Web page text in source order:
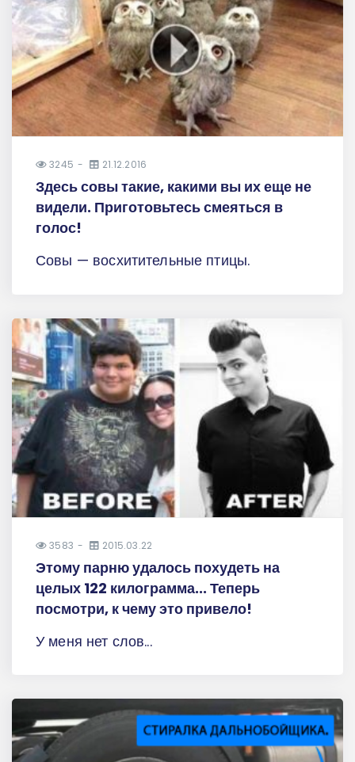
3245 21.12.2016
Здесь совы такие, какими вы их еще не
видели. Приготовьтесь смеяться в
голос!
Совы — восхитительные птицы.
3583 2015.03.22
Этому парню удалось похудеть на
целых 122 килограмма... Теперь
посмотри, к чему это привело!
У меня нет слов...